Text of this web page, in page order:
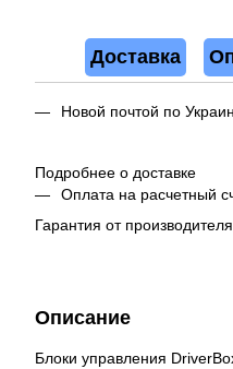
Доставка
Новой почтой по
Подробнее о доставке
Оплата на расчетный
Гарантия от
Описание
Блоки управления